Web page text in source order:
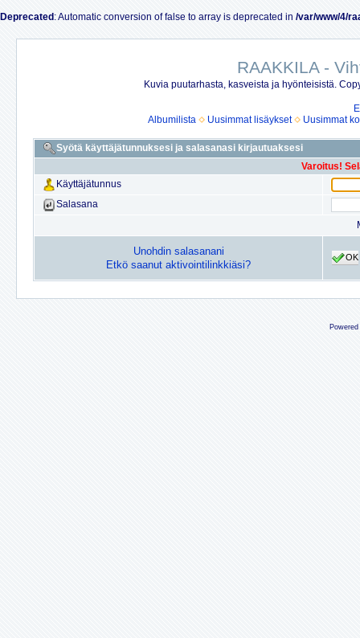
Deprecated : Automatic conversion of false to array is deprecated in /var/www/4/
RAAKKILA -
Kuvia puutarhasta, kasveista ja hyönteisistä.
Albumilista
Uusimmat lisäykset Uusimmat
Syötä käyttäjätunnuksesi ja salasanasi kirjautuaksesi
Varoitus!
Käyttäjätunnus
Salasana
Unohdin salasanani
Etkö saanut aktivointilinkkiäsi?
OK